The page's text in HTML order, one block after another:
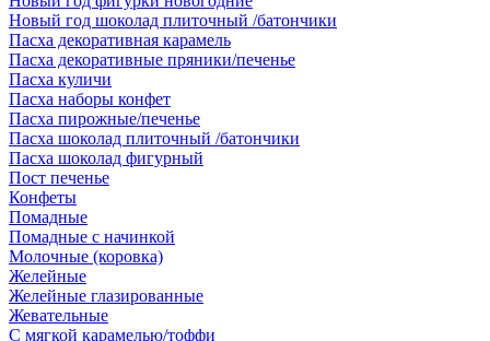
Новый год шоколад плиточный /батончики
Пасха декоративная карамель
Пасха декоративные пряники/печенье
Пасха куличи
Пасха наборы конфет
Пасха пирожные/печенье
Пасха шоколад плиточный /батончики
Пасха шоколад фигурный
Пост печенье
Конфеты
Помадные
Помадные с начинкой
Молочные (коровка)
Желейные
Желейные глазированные
Жевательные
С мягкой карамелью/тоффи